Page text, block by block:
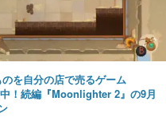
を自分の店で売るゲーム
！続編『Moonlighter 2』の9月